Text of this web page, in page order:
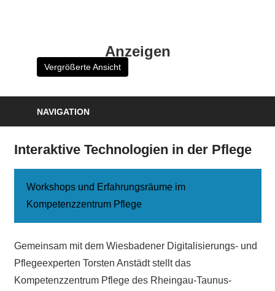
Anzeigen
Vergrößerte Ansicht
NAVIGATION
Interaktive Technologien in der Pflege
Workshops und Erfahrungsräume im
Kompetenzzentrum Pflege
Gemeinsam mit dem Wiesbadener Digitalisierungs- und
Pflegeexperten Torsten Anstädt stellt das
Kompetenzzentrum Pflege des Rheingau-Taunus-